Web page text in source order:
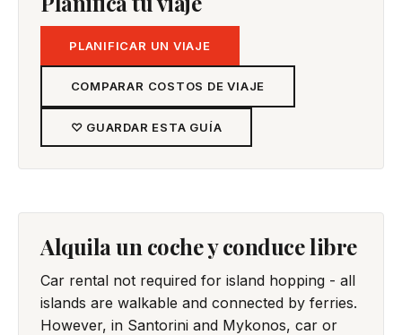
PLANIFICAR UN VIAJE
COMPARAR COSTOS DE VIAJE
♡ GUARDAR ESTA GUÍA
Alquila un coche y conduce libre
Car rental not required for island hopping - all
islands are walkable and connected by ferries.
However, in Santorini and Mykonos, car or